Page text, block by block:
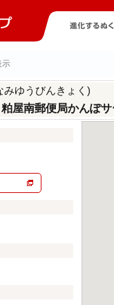
示
みゆうびんきょく)
南郵便局かんぽサ